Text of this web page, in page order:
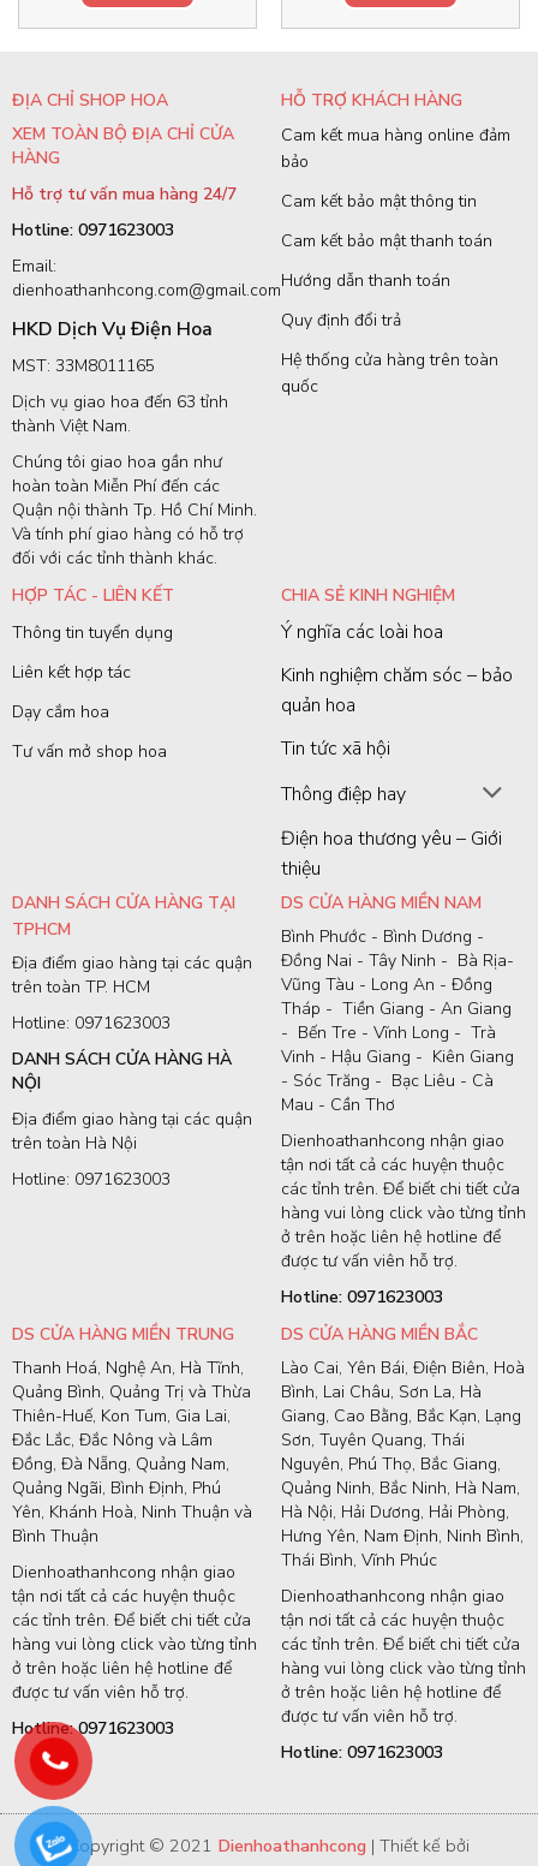
ĐỊA CHỈ SHOP HOA
XEM TOÀN BỘ ĐỊA CHỈ CỬA
HÀNG
Hỗ trợ tư vấn mua hàng 24/7
Hotline: 0971623003
Email:
dienhoathanhcong.com@gmail.com
HKD Dịch Vụ Điện Hoa
MST: 33M8011165
Dịch vụ giao hoa đến 63 tỉnh
thành Việt Nam.
Chúng tôi giao hoa gần như
hoàn toàn Miễn Phí đến các
Quận nội thành Tp. Hồ Chí Minh.
Và tính phí giao hàng có hỗ trợ
đối với các tỉnh thành khác.
HỖ TRỢ KHÁCH HÀNG
Cam kết mua hàng online đảm
bảo
Cam kết bảo mật thông tin
Cam kết bảo mật thanh toán
Hướng dẫn thanh toán
Quy định đổi trả
Hệ thống cửa hàng trên toàn
quốc
HỢP TÁC - LIÊN KẾT
Thông tin tuyển dụng
Liên kết hợp tác
Dạy cắm hoa
Tư vấn mở shop hoa
CHIA SẺ KINH NGHIỆM
Ý nghĩa các loài hoa
Kinh nghiệm chăm sóc – bảo
quản hoa
Tin tức xã hội
Thông điệp hay
Điện hoa thương yêu – Giới
thiệu
DANH SÁCH CỬA HÀNG TẠI
TPHCM
Địa điểm giao hàng tại các quận
trên toàn TP. HCM
Hotline: 0971623003
DANH SÁCH CỬA HÀNG HÀ
NỘI
Địa điểm giao hàng tại các quận
trên toàn Hà Nội
Hotline: 0971623003
DS CỬA HÀNG MIỀN NAM
Bình Phước - Bình Dương -
Đồng Nai - Tây Ninh - Bà Rịa-
Vũng Tàu - Long An - Đồng
Tháp - Tiền Giang - An Giang
- Bến Tre - Vĩnh Long - Trà
Vinh - Hậu Giang - Kiên Giang
- Sóc Trăng - Bạc Liêu - Cà
Mau - Cần Thơ
Dienhoathanhcong nhận giao
tận nơi tất cả các huyện thuộc
các tỉnh trên. Để biết chi tiết cửa
hàng vui lòng click vào từng tỉnh
ở trên hoặc liên hệ hotline để
được tư vấn viên hỗ trợ.
Hotline: 0971623003
DS CỬA HÀNG MIỀN TRUNG
Thanh Hoá, Nghệ An, Hà Tĩnh,
Quảng Bình, Quảng Trị và Thừa
Thiên-Huế, Kon Tum, Gia Lai,
Đắc Lắc, Đắc Nông và Lâm
Đồng, Đà Nẵng, Quảng Nam,
Quảng Ngãi, Bình Định, Phú
Yên, Khánh Hoà, Ninh Thuận và
Bình Thuận
Dienhoathanhcong nhận giao
tận nơi tất cả các huyện thuộc
các tỉnh trên. Để biết chi tiết cửa
hàng vui lòng click vào từng tỉnh
ở trên hoặc liên hệ hotline để
được tư vấn viên hỗ trợ.
Hotline: 0971623003
DS CỬA HÀNG MIỀN BẮC
Lào Cai, Yên Bái, Điện Biên, Hoà
Bình, Lai Châu, Sơn La, Hà
Giang, Cao Bằng, Bắc Kạn, Lạng
Sơn, Tuyên Quang, Thái
Nguyên, Phú Thọ, Bắc Giang,
Quảng Ninh, Bắc Ninh, Hà Nam,
Hà Nội, Hải Dương, Hải Phòng,
Hưng Yên, Nam Định, Ninh Bình,
Thái Bình, Vĩnh Phúc
Dienhoathanhcong nhận giao
tận nơi tất cả các huyện thuộc
các tỉnh trên. Để biết chi tiết cửa
hàng vui lòng click vào từng tỉnh
ở trên hoặc liên hệ hotline để
được tư vấn viên hỗ trợ.
Hotline: 0971623003
Copyright © 2021 Dienhoathanhcong | Thiết kế bởi